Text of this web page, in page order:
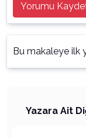
Yorumu
Bu makaleye ilk
Yazara Ait